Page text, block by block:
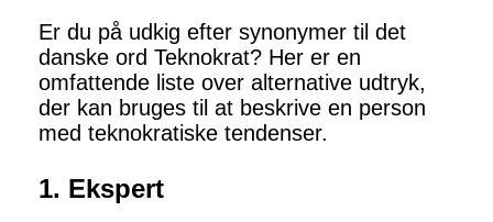
Er du på udkig efter synonymer til det
danske ord Teknokrat? Her er en
omfattende liste over alternative udtryk,
der kan bruges til at beskrive en person
med teknokratiske tendenser.
1. Ekspert